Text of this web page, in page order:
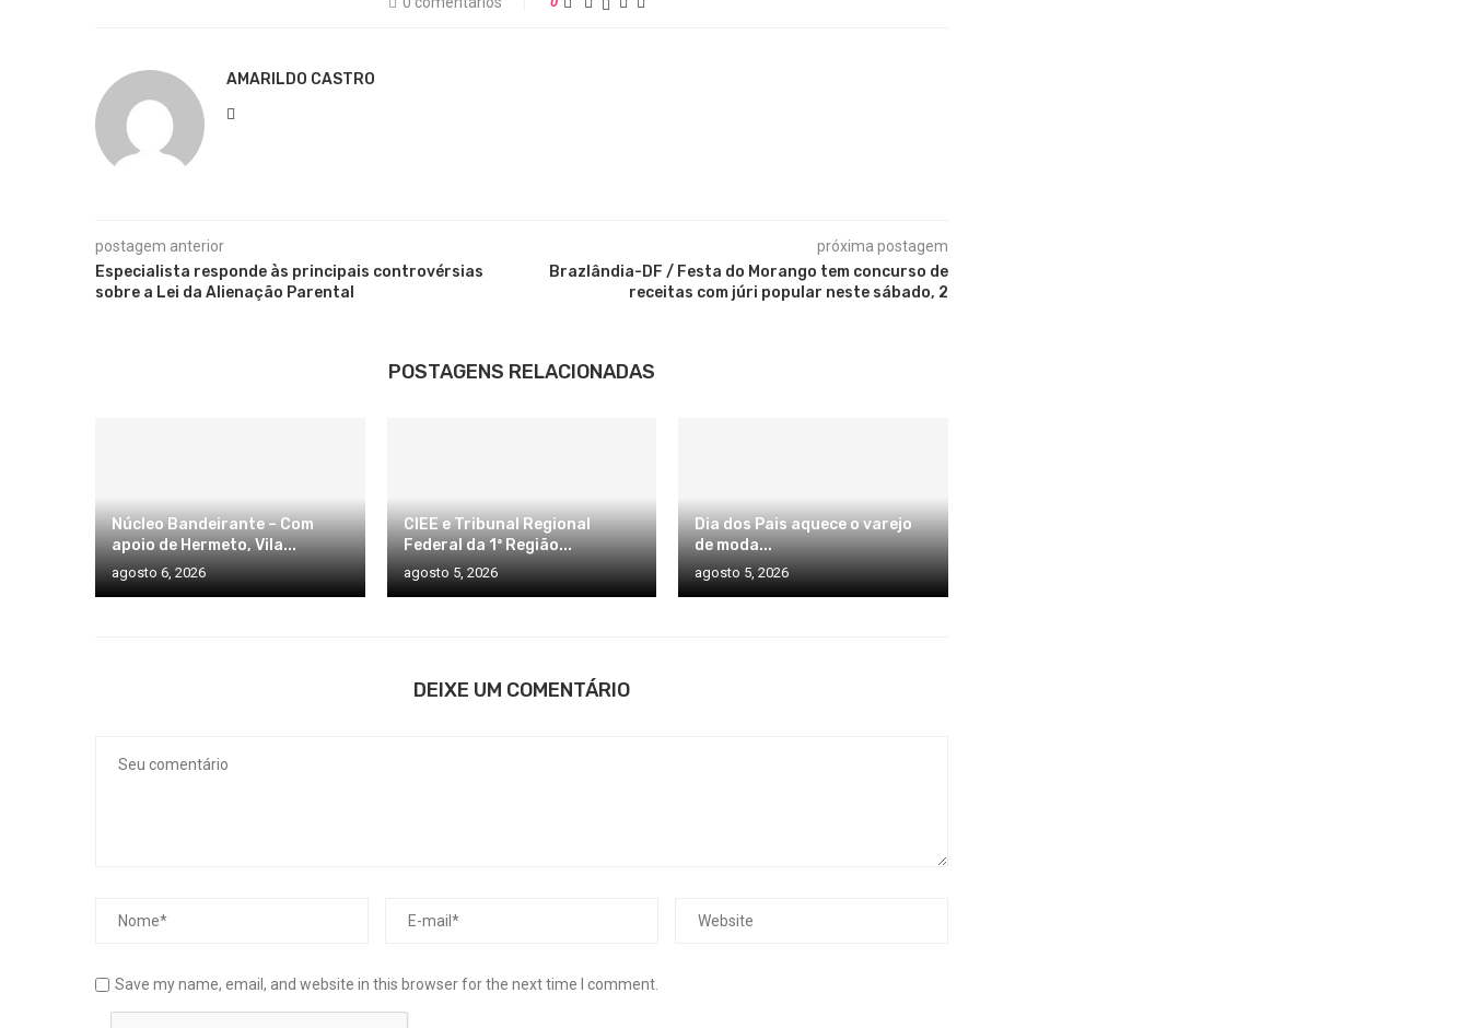
AMARILDO CASTRO
postagem anterior
Especialista responde às principais controvérsias
sobre a Lei da Alienação Parental
próxima postagem
Brazlândia-DF / Festa do Morango tem concurso de
receitas com júri popular neste sábado, 2
POSTAGENS RELACIONADAS
Núcleo Bandeirante – Com
apoio de Hermeto, Vila...
agosto 6, 2026
CIEE e Tribunal Regional
Federal da 1ª Região...
agosto 5, 2026
Dia dos Pais aquece o varejo
de moda...
agosto 5, 2026
DEIXE UM COMENTÁRIO
Save my name, email, and website in this browser for the next time I comment.